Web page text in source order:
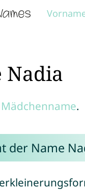
Nadia
Mädchenname.
der Name